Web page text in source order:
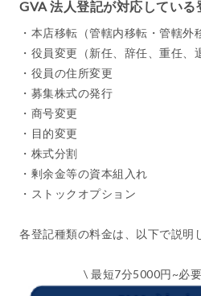
GVA 法人登記が対応している
・本店移転（管轄内移転・管轄外
・役員変更（新任、辞任、重任、
・役員の住所変更
・募集株式の発行
・商号変更
・目的変更
・株式分割
・剰余金等の資本組入れ
・ストックオプション
各登記種類の料金は、以下で説明
\ 最短7分5000円~必